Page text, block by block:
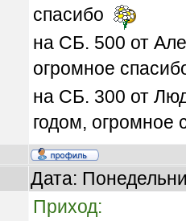
спасибо
на СБ. 500 от
огромное
на СБ. 300 от
годом, огромное
Дата:
Приход: